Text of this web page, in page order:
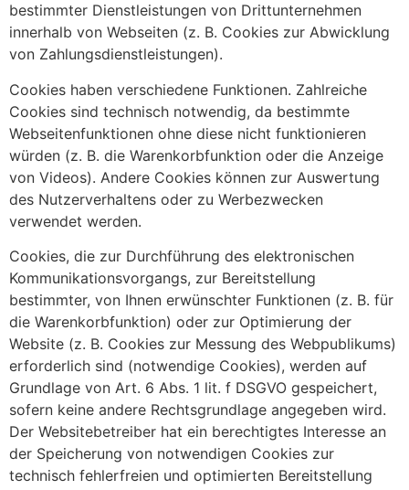
bestimmter Dienstleistungen von Drittunternehmen
innerhalb von Webseiten (z. B. Cookies zur Abwicklung
von Zahlungsdienstleistungen).
Cookies haben verschiedene Funktionen. Zahlreiche
Cookies sind technisch notwendig, da bestimmte
Webseitenfunktionen ohne diese nicht funktionieren
würden (z. B. die Warenkorbfunktion oder die Anzeige
von Videos). Andere Cookies können zur Auswertung
des Nutzerverhaltens oder zu Werbezwecken
verwendet werden.
Cookies, die zur Durchführung des elektronischen
Kommunikationsvorgangs, zur Bereitstellung
bestimmter, von Ihnen erwünschter Funktionen (z. B. für
die Warenkorbfunktion) oder zur Optimierung der
Website (z. B. Cookies zur Messung des Webpublikums)
erforderlich sind (notwendige Cookies), werden auf
Grundlage von Art. 6 Abs. 1 lit. f DSGVO gespeichert,
sofern keine andere Rechtsgrundlage angegeben wird.
Der Websitebetreiber hat ein berechtigtes Interesse an
der Speicherung von notwendigen Cookies zur
technisch fehlerfreien und optimierten Bereitstellung